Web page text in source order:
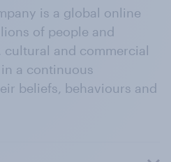
is a global online
of people and
and commercial
a continuous
beliefs, behaviours and